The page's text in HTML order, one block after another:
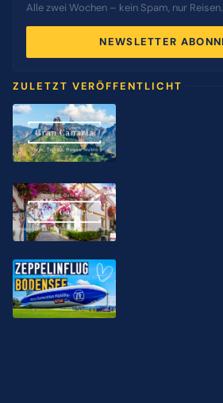
Alle zwei Wochen – kein Spam, nur Reisen.
NEWSLETTER
ZULETZT VERÖFFENTLICHT